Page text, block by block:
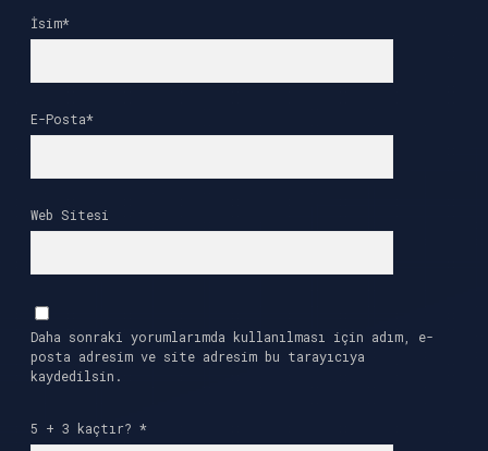
İsim*
E-Posta*
Web Sitesi
Daha sonraki yorumlarımda kullanılması için adım, e-
posta adresim ve site adresim bu tarayıcıya
kaydedilsin.
5 + 3 kaçtır? *